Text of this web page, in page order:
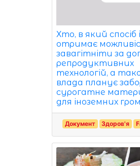
Хто, в який спосіб
отримає
завагітніти за
репродуктивних
технологій, а
влада планує
сурогатне
для іноземних
Документ Здоров'я